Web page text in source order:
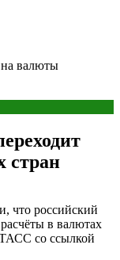
валюты
стран
что российский
в валютах
со ссылкой